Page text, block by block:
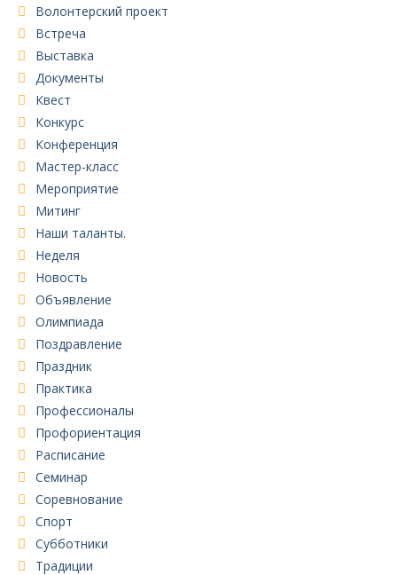
Волонтерский проект
Встреча
Выставка
Документы
Квест
Конкурс
Конференция
Мастер-класс
Мероприятие
Митинг
Наши таланты.
Неделя
Новость
Объявление
Олимпиада
Поздравление
Праздник
Практика
Профессионалы
Профориентация
Расписание
Семинар
Соревнование
Спорт
Субботники
Традиции